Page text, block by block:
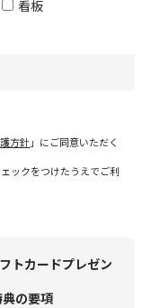
看板
方針」にご同意いただく
ックをつけたうえでご利
トカードプレゼン
の要項